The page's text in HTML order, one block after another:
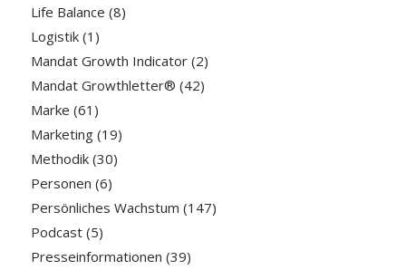
Life Balance (8)
Logistik(1)
Mandat Growth Indicator(2)
Mandat Growthletter® (42)
Marke (61)
Marketing(19)
Methodik(30)
Personen (6)
Persönliches Wachstum (147)
Podcast(5)
Presseinformationen (39)